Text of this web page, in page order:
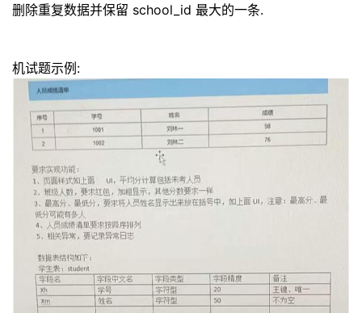
删除重复数据并保留 school_id 最大的一条.
机试题示例: